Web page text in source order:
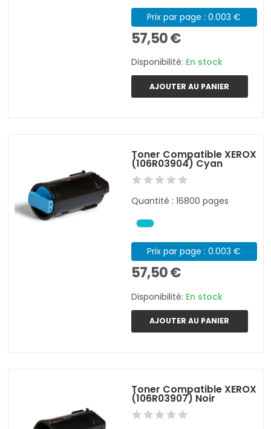
Prix par page : 0.003 €
57,50 €
Disponibilité: En stock
AJOUTER AU PANIER
Toner Compatible XEROX
(106R03904) Cyan
Quantité : 16800 pages
Prix par page : 0.003 €
57,50 €
Disponibilité: En stock
AJOUTER AU PANIER
Toner Compatible XEROX
(106R03907) Noir